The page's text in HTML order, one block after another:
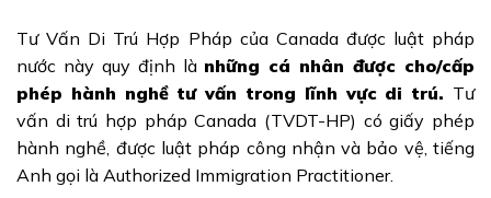
Tư Vấn Di Trú Hợp Pháp của Canada được luật pháp
nước này quy định là những cá nhân được cho/cấp
phép hành nghề tư vấn trong lĩnh vực di trú. Tư
vấn di trú hợp pháp Canada (TVDT-HP) có giấy phép
hành nghề, được luật pháp công nhận và bảo vệ, tiếng
Anh gọi là Authorized Immigration Practitioner.